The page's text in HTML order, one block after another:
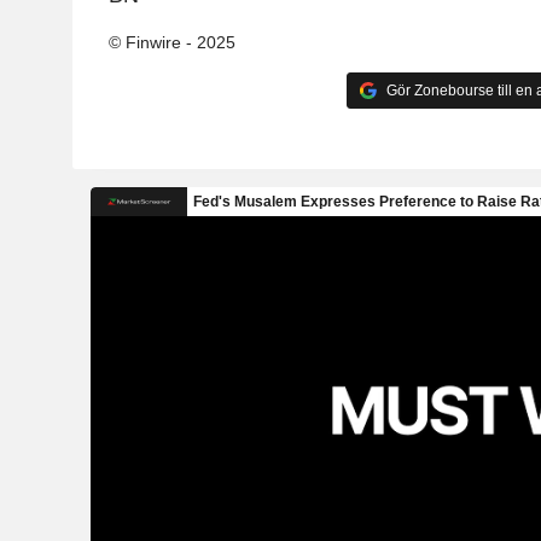
© Finwire - 2025
Gör Zonebourse till en